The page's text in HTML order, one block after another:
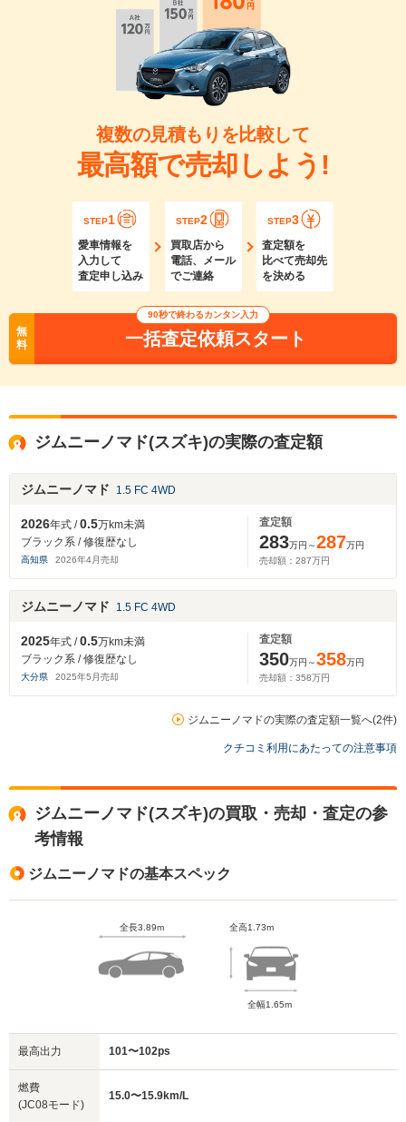
複数の見積もりを比較して
最高額で売却しよう!
STEP1
愛車情報を
入力して
査定申し込み
STEP2
買取店から
電話、メール
でご連絡
STEP3
査定額を
比べて売却先
を決める
無
料
90秒で終わるカンタン入力
一括査定依頼スタート
ジムニーノマド(スズキ)の実際の査定額
ジムニーノマド 1.5 FC 4WD
2026年式 /0.5万km未満
ブラック系 / 修復歴なし
高知県 2026年4月売却
査定額
283万円～287万円
売却額： 287万円
ジムニーノマド 1.5 FC 4WD
2025年式 /0.5万km未満
ブラック系 / 修復歴なし
大分県 2025年5 月売却
査定額
350万円～358万円
売却額： 358万円
ジムニーノマドの実際の査定額一覧へ(2件)
クチコミ利用にあたっての注意事項
ジムニーノマド(スズキ)の買取・売却・査定の参
考情報
ジムニーノマドの基本スペック
全長3.89m 全高1.73m
全幅1.65m
最高出力 101〜102ps
燃費
(JC08モード)
15.0〜15.9km/L